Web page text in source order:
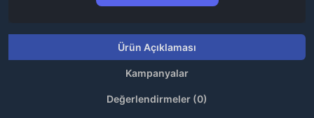
Ürün Açıklaması
Kampanyalar
Değerlendirmeler (0)